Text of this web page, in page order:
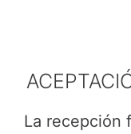
La recepción